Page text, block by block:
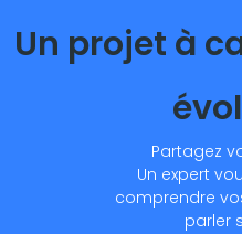
Un projet à
Partagez
Un expert
comprendre
parler